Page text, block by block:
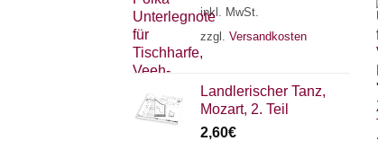
inkl. MwSt.
zzgl. Versandkosten
Landlerischer Tanz,
Mozart, 2. Teil
2,60€